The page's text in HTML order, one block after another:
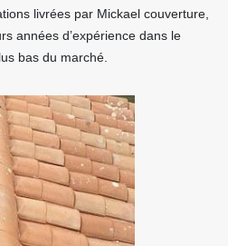
livrées par Mickael couverture,
années d’expérience dans le
bas du marché.